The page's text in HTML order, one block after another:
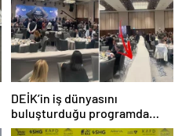
DEİK’in iş dünyasını
buluşturduğu programda
oturma düzeni tepki çekti